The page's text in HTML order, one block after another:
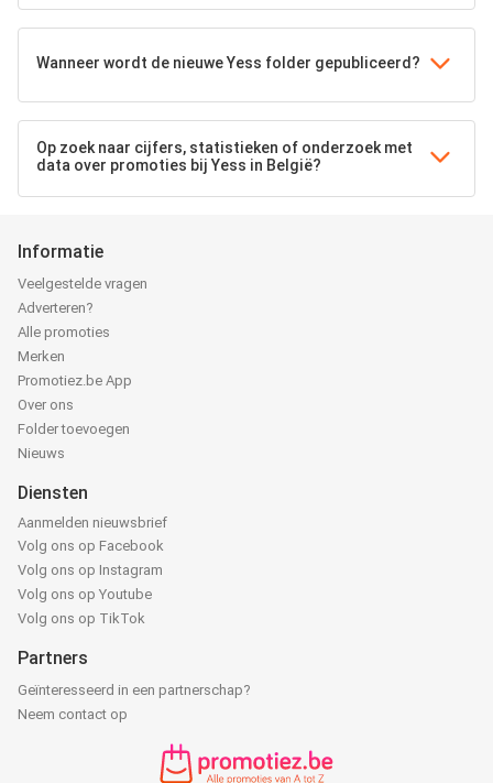
Wanneer wordt de nieuwe Yess folder gepubliceerd?
Op zoek naar cijfers, statistieken of onderzoek met
data over promoties bij Yess in België?
Informatie
Veelgestelde vragen
Adverteren?
Alle promoties
Merken
Promotiez.be App
Over ons
Folder toevoegen
Nieuws
Diensten
Aanmelden nieuwsbrief
Volg ons op Facebook
Volg ons op Instagram
Volg ons op Youtube
Volg ons op TikTok
Partners
Geïnteresseerd in een partnerschap?
Neem contact op